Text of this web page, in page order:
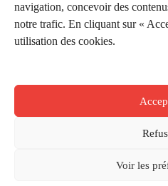
navigation, concevoir des
notre trafic. En cliquant sur «
utilisation des cookies.
Voir les
Application